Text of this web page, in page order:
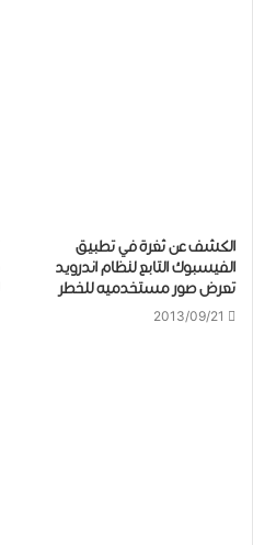
الكشف عن ثغرة في تطبيق
الفيسبوك التابع لنظام اندرويد
تعرض صور مستخدميه للخطر
2013/09/21